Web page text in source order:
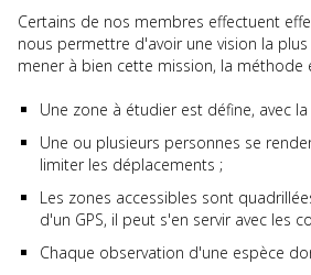
Certains de nos membres effectuent
nous permettre d'avoir une vision la
mener à bien cette mission, la méthode
Une zone à étudier est défine, avec
Une ou plusieurs personnes se
limiter les déplacements ;
Les zones accessibles sont
d'un GPS, il peut s'en servir avec les
Chaque observation d'une espèce